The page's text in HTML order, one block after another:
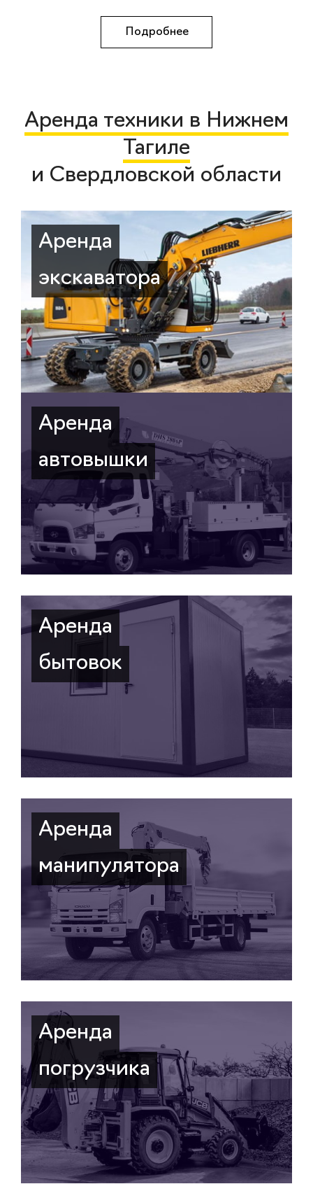
Подробнее
Аренда техники в Нижнем
Тагиле
и Свердловской области
Аренда
экскаватора
Аренда
автовышки
Аренда
бытовок
Аренда
манипулятора
Аренда
погрузчика